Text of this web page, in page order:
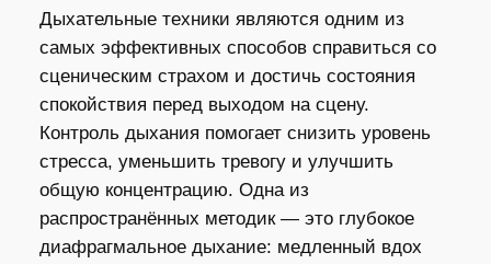
Дыхательные техники являются одним из
самых эффективных способов справиться со
сценическим страхом и достичь состояния
спокойствия перед выходом на сцену.
Контроль дыхания помогает снизить уровень
стресса, уменьшить тревогу и улучшить
общую концентрацию. Одна из
распространённых методик — это глубокое
диафрагмальное дыхание: медленный вдох